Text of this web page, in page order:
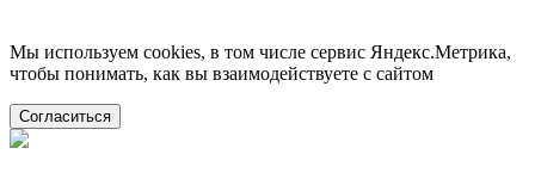
Мы используем cookies, в том числе сервис Яндекс.Метрика,
чтобы понимать, как вы взаимодействуете с сайтом
Согласиться